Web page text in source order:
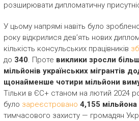
розширювати дипломатичну
У цьому напрямі навіть було
року відкрилися дев’ять нових
кількість консульських працівників
до 340. Проте виклики зросли
мільйонів українських мігрантів
щонайменше чотири мільйони
Тільки в ЄС+ станом на лютий 2024
було зареєстровано 4,155 мільйона
тимчасового захисту — громадян